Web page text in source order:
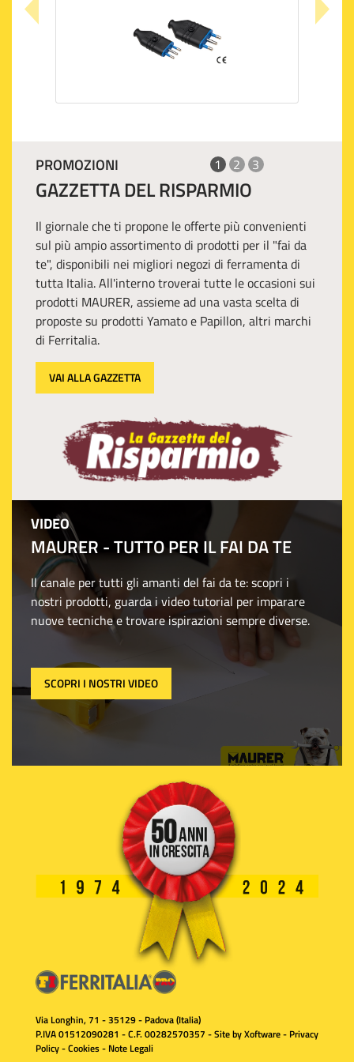
PROMOZIONI 1 2 3
GAZZETTA DEL RISPARMIO
Il giornale che ti propone le offerte più convenienti
sul più ampio assortimento di prodotti per il "fai da
te", disponibili nei migliori negozi di ferramenta di
tutta Italia. All'interno troverai tutte le occasioni sui
prodotti MAURER, assieme ad una vasta scelta di
proposte su prodotti Yamato e Papillon, altri marchi
di Ferritalia.
VAI ALLA GAZZETTA
VIDEO
MAURER - TUTTO PER IL FAI DA TE
Il canale per tutti gli amanti del fai da te: scopri i
nostri prodotti, guarda i video tutorial per imparare
nuove tecniche e trovare ispirazioni sempre diverse.
SCOPRI I NOSTRI VIDEO
Via Longhin, 71 - 35129 - Padova (Italia)
P.IVA 01512090281 - C.F. 00282570357 - Site byXoftware- Privacy
Policy-Cookies- Note Legali